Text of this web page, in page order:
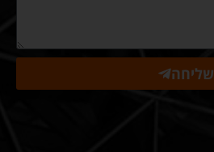
שליחה